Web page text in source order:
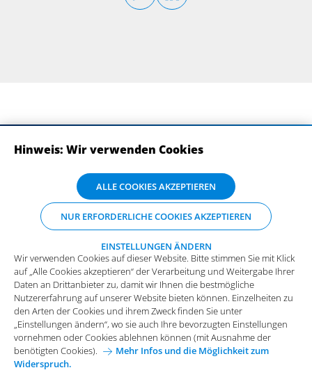
Impressum Datenschutz
Allgemeine Einkaufsbedingungen
Karriere bei Arvato Systems Kontakt
Wir verwenden Cookies auf dieser Website. Bitte stimmen Sie mit Klick
auf „Alle Cookies akzeptieren“ der Verarbeitung und Weitergabe Ihrer
Daten an Drittanbieter zu, damit wir Ihnen die bestmögliche
Nutzererfahrung auf unserer Website bieten können. Einzelheiten zu
den Arten der Cookies und ihrem Zweck finden Sie unter
„Einstellungen ändern“, wo sie auch Ihre bevorzugten Einstellungen
vornehmen oder Cookies ablehnen können (mit Ausnahme der
benötigten Cookies).
Mehr Infos und die Möglichkeit zum
Widerspruch.
Hinweis: Wir verwenden Cookies
ALLE COOKIES AKZEPTIEREN
NUR ERFORDERLICHE COOKIES AKZEPTIEREN
EINSTELLUNGEN ÄNDERN
Wir verwenden Cookies auf dieser Website. Bitte stimmen Sie mit Klick
auf „Alle Cookies akzeptieren“ der Verarbeitung und Weitergabe Ihrer
Daten an Drittanbieter zu, damit wir Ihnen die bestmögliche
Nutzererfahrung auf unserer Website bieten können. Einzelheiten zu
den Arten der Cookies und ihrem Zweck finden Sie unter
„Einstellungen ändern“, wo sie auch Ihre bevorzugten Einstellungen
vornehmen oder Cookies ablehnen können (mit Ausnahme der
benötigten Cookies).
Mehr Infos und die Möglichkeit zum
Widerspruch.
Funktionale Cookies
Diese Cookies sind essenziell wichtig für die einwandfreie
Funktion der Website.
Analytische Cookies